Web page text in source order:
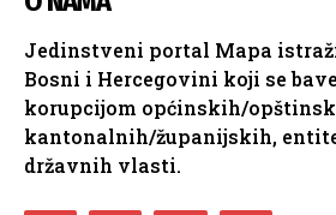
Jedinstveni portal Mapa
Bosni i Hercegovini koji se
korupcijom općinskih/
kantonalnih/županijskih,
državnih vlasti.